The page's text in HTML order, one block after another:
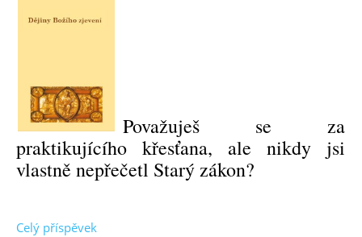
Považuješ se za
praktikujícího křesťana, ale nikdy jsi
vlastně nepřečetl Starý zákon?
Celý příspěvek